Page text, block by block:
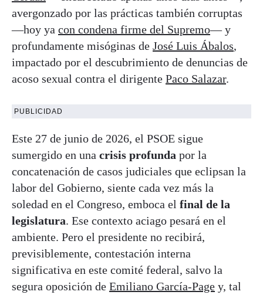
avergonzado por las prácticas también corruptas
—hoy ya con condena firme del Supremo— y
profundamente misóginas de José Luis Ábalos,
impactado por el descubrimiento de denuncias de
acoso sexual contra el dirigente Paco Salazar.
PUBLICIDAD
Este 27 de junio de 2026, el PSOE sigue
sumergido en una crisis profunda por la
concatenación de casos judiciales que eclipsan la
labor del Gobierno, siente cada vez más la
soledad en el Congreso, emboca el final de la
legislatura. Ese contexto aciago pesará en el
ambiente. Pero el presidente no recibirá,
previsiblemente, contestación interna
significativa en este comité federal, salvo la
segura oposición de Emiliano García-Page y, tal